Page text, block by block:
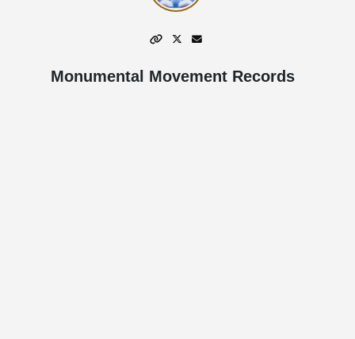
Monumental Movement Records